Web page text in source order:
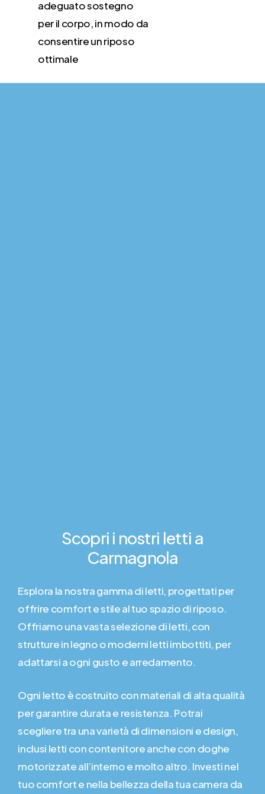
adeguato sostegno
per il corpo, in modo da
consentire un riposo
ottimale
Scopri i nostri letti a
Carmagnola
Esplora la nostra gamma di letti, progettati per
offrire comfort e stile al tuo spazio di riposo.
Offriamo una vasta selezione di letti, con
strutture in legno o moderni letti imbottiti, per
adattarsi a ogni gusto e arredamento.
Ogni letto è costruito con materiali di alta qualità
per garantire durata e resistenza. Potrai
scegliere tra una varietà di dimensioni e design,
inclusi letti con contenitore anche con doghe
motorizzate all’interno e molto altro. Investi nel
tuo comfort e nella bellezza della tua camera da